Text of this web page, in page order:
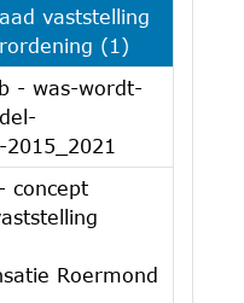
vaststelling
(1)
- was-wordt-
concept
Roermond